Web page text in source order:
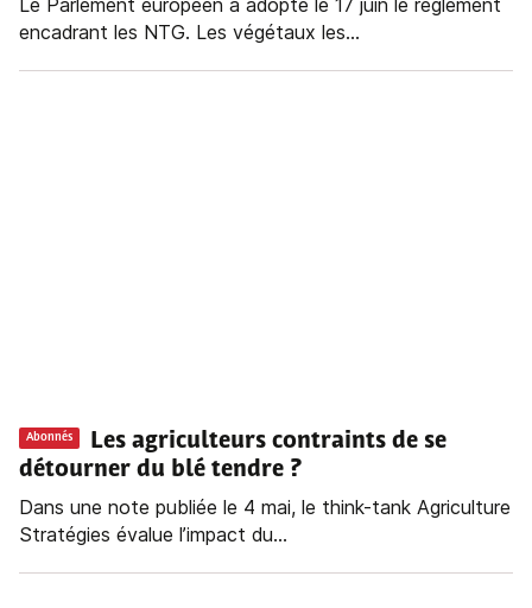
encadrant les NTG. Les végétaux les...
Abonnés
Les agriculteurs contraints de se
détourner du blé tendre ?
Dans une note publiée le 4 mai, le think-tank Agriculture
Stratégies évalue l’impact du...